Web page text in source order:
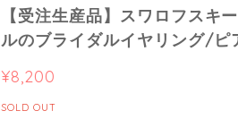
【受注生産品】スワロフスキ
ルのブライダルイヤリング/ピ
¥8,200
SOLD OUT